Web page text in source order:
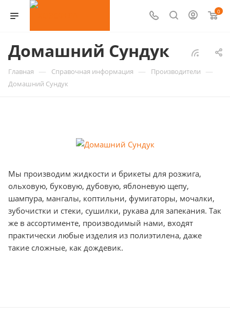
0
Домашний Сундук
Главная — Справочная информация — Производители —
Домашний Сундук
Мы производим жидкости и брикеты для розжига,
ольховую, буковую, дубовую, яблоневую щепу,
шампура, мангалы, коптильни, фумигаторы, мочалки,
зубочистки и стеки, сушилки, рукава для запекания. Так
же в ассортименте, производимый нами, входят
практически любые изделия из полиэтилена, даже
такие сложные, как дождевик.